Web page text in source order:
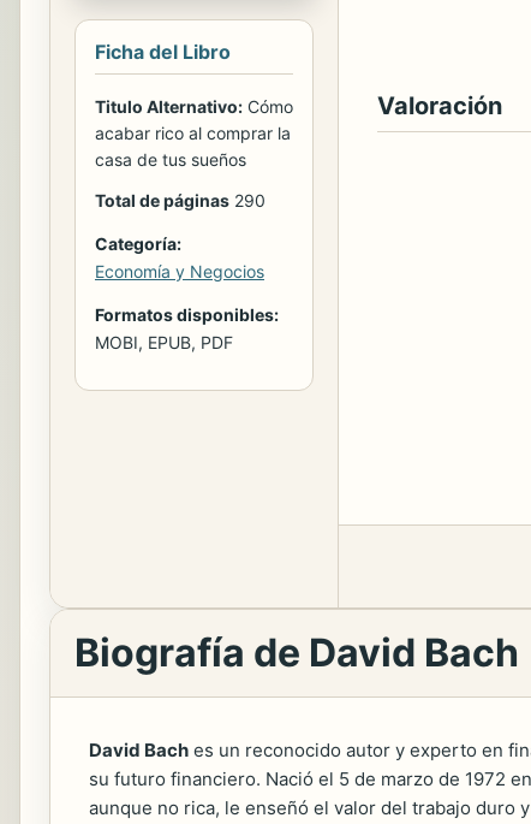
Ficha del Libro
Titulo Alternativo: Cómo
acabar rico al comprar la
casa de tus sueños
Total de páginas 290
Categoría:
Economía y Negocios
Formatos disponibles:
MOBI, EPUB, PDF
Valoración
Biografía de David Bach
David Bach es un reconocido autor y experto en
su futuro financiero. Nació el 5 de marzo de 1972
aunque no rica, le enseñó el valor del trabajo duro